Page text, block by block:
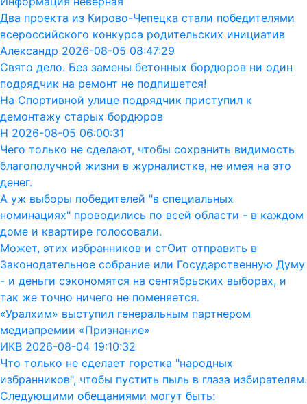
Два проекта из Кирово-Чепецка стали победителями
всероссийского конкурса родительских инициатив
Александр 2026-08-05 08:47:29
Свято дело. Без замены бетонных бордюров ни один
подрядчик на ремонт не подпишется!
На Спортивной улице подрядчик приступил к
демонтажу старых бордюров
Н 2026-08-05 06:00:31
Чего только не сделают, чтобы сохранить видимость
благополучной жизни в журналистке, не имея на это
денег.
А уж выборы победителей "в специальных
номинациях" проводились по всей области - в каждом
доме и квартире голосовали.
Может, этих избранников и стОит отправить в
Законодательное собрание или Государственную Думу
- и деньги сэкономятся на сентябрьских выборах, и
так же точно ничего не поменяется.
«Уралхим» выступил генеральным партнером
медиапремии «Признание»
ИКВ 2026-08-04 19:10:32
Что только не сделает горстка "народных
избранников", чтобы пустить пыль в глаза избирателям.
Следующими обещаниями могут быть: